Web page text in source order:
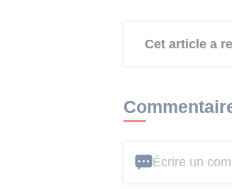
Cet article a
Écrire un